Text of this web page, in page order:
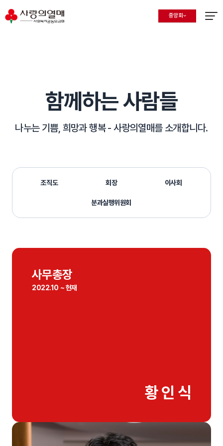
지회 선택 목록 열기
현재 선택된 지회
중앙회
함께하는 사람들
나누는 기쁨, 희망과 행복 -사랑의열매를 소개합니다.
조직도 회장 이사회
분과실행위원회
사무총장
2022.10 ~ 현재
황 인 식